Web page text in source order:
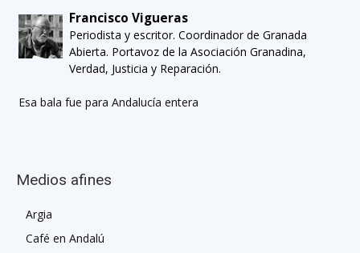
Francisco Vigueras
Periodista y escritor. Coordinador de Granada
Abierta. Portavoz de la Asociación Granadina,
Verdad, Justicia y Reparación.
Esa bala fue para Andalucía entera
Medios afines
Argia
Café en Andalú